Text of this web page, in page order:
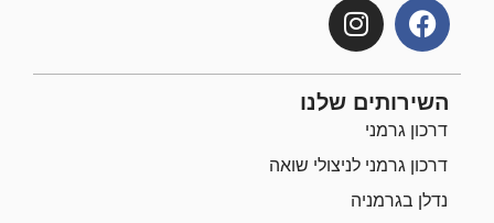
השירותים שלנו
דרכון גרמני
דרכון גרמני לניצולי שואה
נדלן בגרמניה